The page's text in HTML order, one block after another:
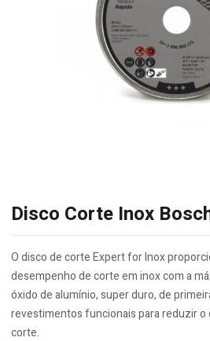
Disco Corte Inox
O disco de corte Expert for Inox
desempenho de corte em inox com a
óxido de alumínio, super duro, de
revestimentos funcionais para reduzir o
corte.